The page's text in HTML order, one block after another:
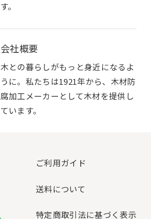
す。
会社概要
木との暮らしがもっと身近になるよ
うに。私たちは1921年から、木材防
腐加工メーカーとして木材を提供し
ています。
ご利用ガイド
送料について
特定商取引法に基づく表示